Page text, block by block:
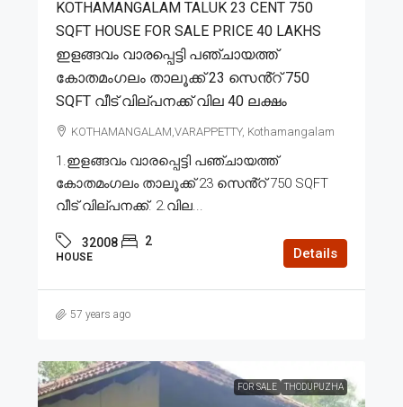
KOTHAMANGALAM TALUK 23 CENT 750
SQFT HOUSE FOR SALE PRICE 40 LAKHS
ഇളങ്ങവം വാരപ്പെട്ടി പഞ്ചായത്ത്
കോതമംഗലം താലൂക്ക് 23 സെൻ്റ് 750
SQFT വീട് വില്പനക്ക് വില 40 ലക്ഷം
KOTHAMANGALAM,VARAPPETTY, Kothamangalam
1.ഇളങ്ങവം വാരപ്പെട്ടി പഞ്ചായത്ത്
കോതമംഗലം താലൂക്ക് 23 സെൻ്റ് 750 SQFT
വീട് വില്പനക്ക്. 2.വില...
32008 2
HOUSE Details
57 years ago
FOR SALE THODUPUZHA